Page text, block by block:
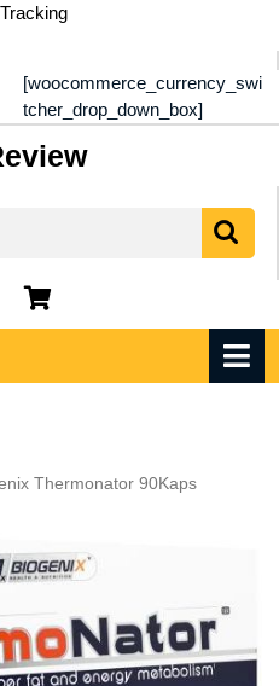
[woocommerce_currency_swi
tcher_drop_down_box]
shopping
cart
Thermonator 90Kaps